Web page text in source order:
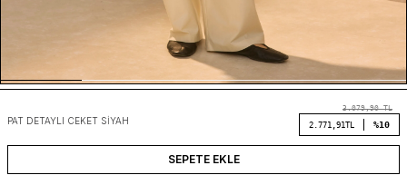
PAT DETAYLI CEKET SIYAH
3.079,90TL
2.771,91 TL %10
SEPETE EKLE